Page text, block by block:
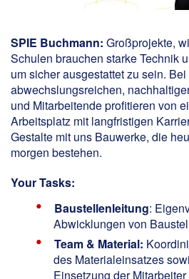
SPIE Buchmann: Großprojekte,
Schulen brauchen starke Technik
um sicher ausgestattet zu sein.
abwechslungsreichen,
und Mitarbeitende profitieren von
Arbeitsplatz mit langfristigen
Gestalte mit uns Bauwerke, die
morgen bestehen.
Your Tasks:
Baustellenleitung:
Abwicklungen von
Team & Material:
des Materialeinsatzes
Einsetzung der Mitarbeiter